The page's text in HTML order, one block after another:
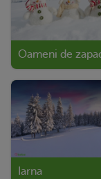
Oameni de
Iarna